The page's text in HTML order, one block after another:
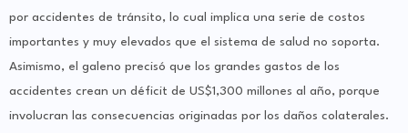
por accidentes de tránsito, lo cual implica una serie de costos
importantes y muy elevados que el sistema de salud no soporta.
Asimismo, el galeno precisó que los grandes gastos de los
accidentes crean un déficit de US$1,300 millones al año, porque
involucran las consecuencias originadas por los daños colaterales.